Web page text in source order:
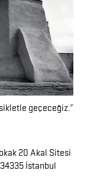
geçeceğiz.”
20 Akal Sitesi
İstanbul